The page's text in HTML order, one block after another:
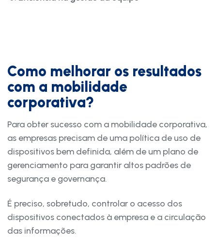
Como melhorar os resultados
com a mobilidade
corporativa?
Para obter sucesso com a mobilidade corporativa,
as empresas precisam de uma política de uso de
dispositivos bem definida, além de um plano de
gerenciamento para garantir altos padrões de
segurança e governança.
É preciso, sobretudo, controlar o acesso dos
dispositivos conectados à empresa e a circulação
das informações.